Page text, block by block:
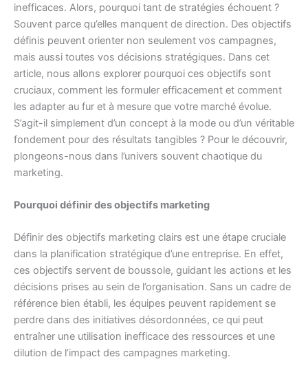
inefficaces. Alors, pourquoi tant de stratégies échouent ?
Souvent parce qu’elles manquent de direction. Des objectifs
définis peuvent orienter non seulement vos campagnes,
mais aussi toutes vos décisions stratégiques. Dans cet
article, nous allons explorer pourquoi ces objectifs sont
cruciaux, comment les formuler efficacement et comment
les adapter au fur et à mesure que votre marché évolue.
S’agit-il simplement d’un concept à la mode ou d’un véritable
fondement pour des résultats tangibles ? Pour le découvrir,
plongeons-nous dans l’univers souvent chaotique du
marketing.
Pourquoi définir des objectifs marketing
Définir des objectifs marketing clairs est une étape cruciale
dans la planification stratégique d’une entreprise. En effet,
ces objectifs servent de boussole, guidant les actions et les
décisions prises au sein de l’organisation. Sans un cadre de
référence bien établi, les équipes peuvent rapidement se
perdre dans des initiatives désordonnées, ce qui peut
entraîner une utilisation inefficace des ressources et une
dilution de l’impact des campagnes marketing.